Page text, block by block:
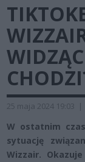
25 maja 2024 19:03 |
W ostatnim
sytuację
Wizzair.